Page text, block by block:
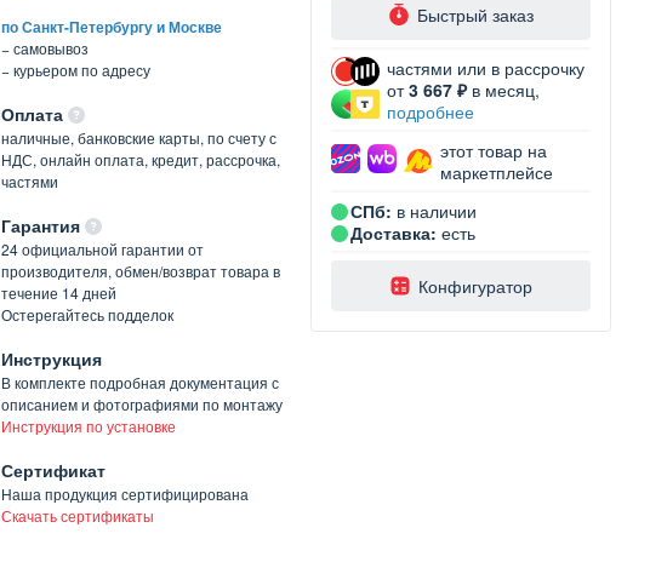
по Санкт-Петербургу и Москве
− самовывоз
− курьером по адресу
Оплата
наличные, банковские карты, по счету с
НДС, онлайн оплата, кредит, рассрочка,
частями
Гарантия
24 официальной гарантии от
производителя, обмен/возврат товара в
течение 14 дней
Остерегайтесь подделок
Инструкция
В комплекте подробная документация с
описанием и фотографиями по монтажу
Инструкция по установке
Сертификат
Наша продукция сертифицирована
Скачать сертификаты
Быстрый заказ
частями или в рассрочку
от3 667 ₽в месяц,
подробнее
этот товар на
маркетплейсе
СПб: в наличии
Доставка: есть
️Конфигуратор